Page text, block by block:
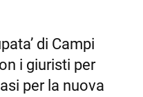
di Campi
i giuristi per
per la nuova